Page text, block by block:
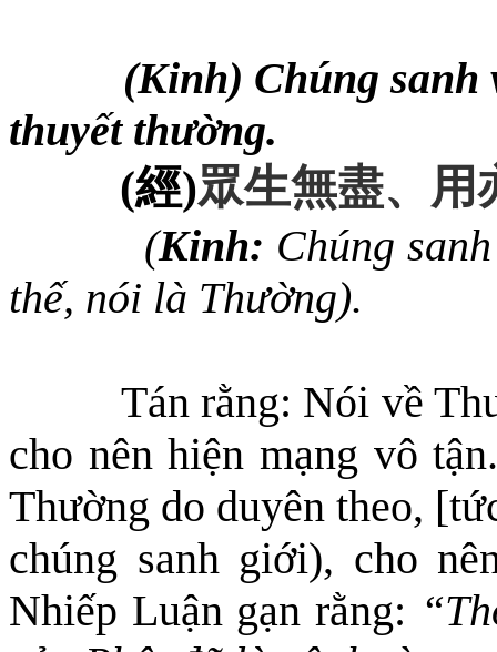
(Kinh) Chúng sanh
thuyết thường.
(經)眾生無盡、 用
(Kinh: Chúng
thế, nói là Thường).
Tán rằng: Nói về
cho nên hiện mạng vô
Thường do duyên theo,
chúng sanh giới), cho
Nhiếp Luận gạn rằng: